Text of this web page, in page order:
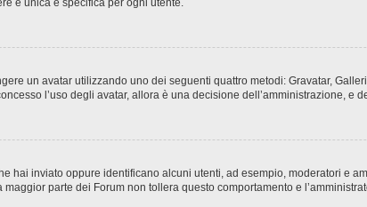
è unica e specifica per ogni utente.
un avatar utilizzando uno dei seguenti quattro metodi: Gravatar,
l’uso degli avatar, allora è una decisione dell’amministrazione, e
hai inviato oppure identificano alcuni utenti, ad esempio, moderatori e
parte dei Forum non tollera questo comportamento e